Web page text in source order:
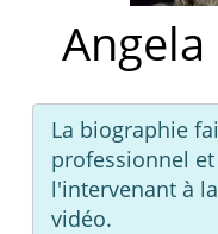
Angela
La biographie
professionnel
l'intervenant à
vidéo.